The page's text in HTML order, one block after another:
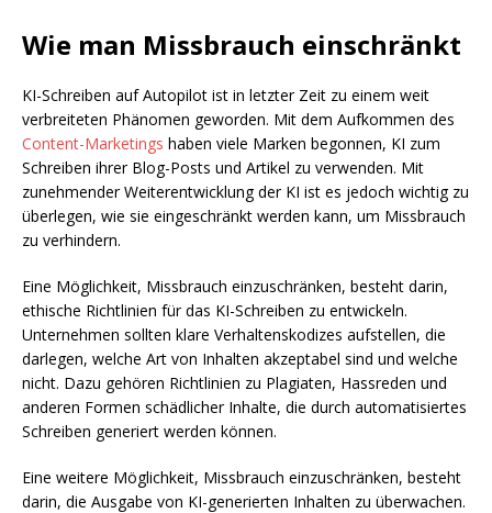
Wie man Missbrauch einschränkt
KI-Schreiben auf Autopilot ist in letzter Zeit zu einem weit
verbreiteten Phänomen geworden. Mit dem Aufkommen des
Content-Marketings haben viele Marken begonnen, KI zum
Schreiben ihrer Blog-Posts und Artikel zu verwenden. Mit
zunehmender Weiterentwicklung der KI ist es jedoch wichtig zu
überlegen, wie sie eingeschränkt werden kann, um Missbrauch
zu verhindern.
Eine Möglichkeit, Missbrauch einzuschränken, besteht darin,
ethische Richtlinien für das KI-Schreiben zu entwickeln.
Unternehmen sollten klare Verhaltenskodizes aufstellen, die
darlegen, welche Art von Inhalten akzeptabel sind und welche
nicht. Dazu gehören Richtlinien zu Plagiaten, Hassreden und
anderen Formen schädlicher Inhalte, die durch automatisiertes
Schreiben generiert werden können.
Eine weitere Möglichkeit, Missbrauch einzuschränken, besteht
darin, die Ausgabe von KI-generierten Inhalten zu überwachen.